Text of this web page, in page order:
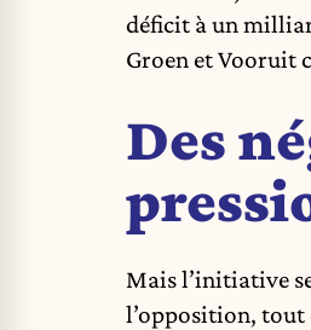
déficit à un
Groen et Vooruit
Des
Mais l’initiative
l’opposition, tout